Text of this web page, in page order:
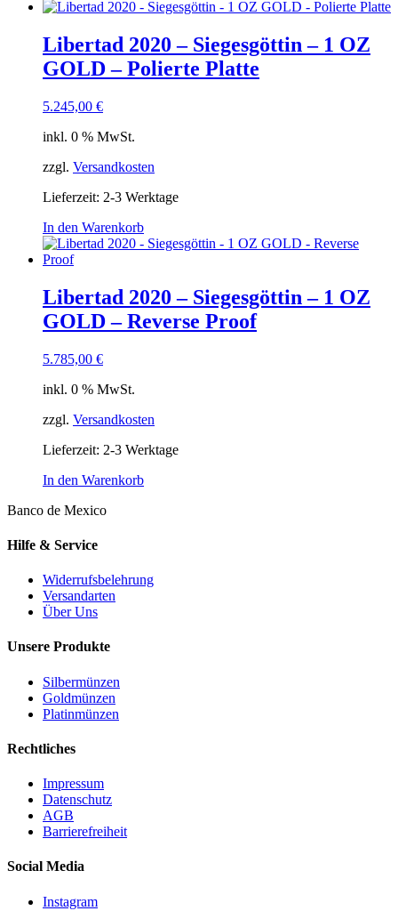
Libertad 2020 – Siegesgöttin – 1 OZ
GOLD – Polierte Platte
5.245,00 €
inkl. 0 % MwSt.
zzgl. Versandkosten
Lieferzeit: 2-3 Werktage
In den Warenkorb
Libertad 2020 – Siegesgöttin – 1 OZ
GOLD – Reverse Proof
5.785,00 €
inkl. 0 % MwSt.
zzgl. Versandkosten
Lieferzeit: 2-3 Werktage
In den Warenkorb
Banco de Mexico
Hilfe & Service
Widerrufsbelehrung
Versandarten
Über Uns
Unsere Produkte
Silbermünzen
Goldmünzen
Platinmünzen
Rechtliches
Impressum
Datenschutz
AGB
Barrierefreiheit
Social Media
Instagram